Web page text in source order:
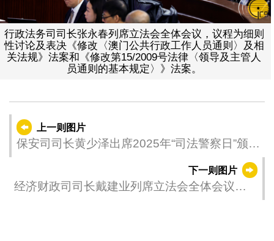
行政法务司司长张永春列席立法会全体会议，议程为细则
性讨论及表决《修改〈澳门公共行政工作人员通则〉及相
关法规》法案和《修改第15/2009号法律〈领导及主管人
员通则的基本规定〉》法案。
上一则图片
保安司司长黄少泽出席2025年“司法警察日”颁奖
下一则图片
经济财政司司长戴建业列席立法会全体会议，